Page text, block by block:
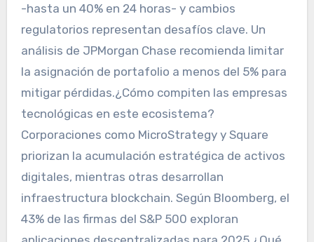
-hasta un 40% en 24 horas- y cambios
regulatorios representan desafíos clave. Un
análisis de JPMorgan Chase recomienda limitar
la asignación de portafolio a menos del 5% para
mitigar pérdidas.¿Cómo compiten las empresas
tecnológicas en este ecosistema?
Corporaciones como MicroStrategy y Square
priorizan la acumulación estratégica de activos
digitales, mientras otras desarrollan
infraestructura blockchain. Según Bloomberg, el
43% de las firmas del S&P 500 exploran